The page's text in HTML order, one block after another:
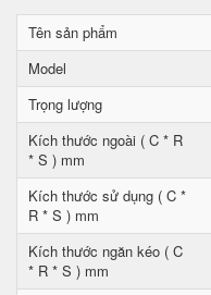
Tên sản phẩm
Model
Trọng lượng
Kích thước ngoài ( C * R
* S ) mm
Kích thước sử dụng ( C *
R * S ) mm
Kích thước ngăn kéo ( C
* R * S ) mm